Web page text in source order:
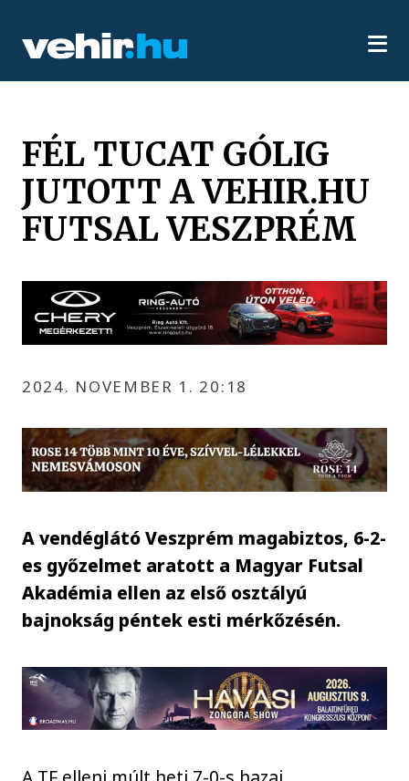
FÉL TUCAT GÓLIG
JUTOTT A VEHIR.HU
FUTSAL VESZPRÉM
2024. NOVEMBER 1. 20:18
A vendéglátó Veszprém magabiztos, 6-2-
es győzelmet aratott a Magyar Futsal
Akadémia ellen az első osztályú
bajnokság péntek esti mérkőzésén.